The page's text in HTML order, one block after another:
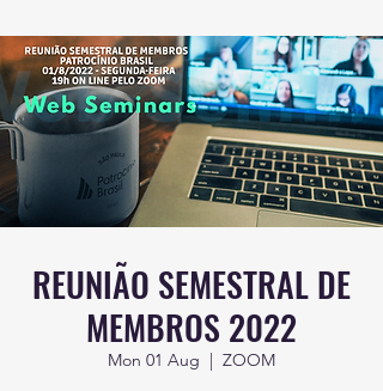
REUNIÃO SEMESTRAL DE
MEMBROS 2022
Mon 01 Aug
  |
ZOOM